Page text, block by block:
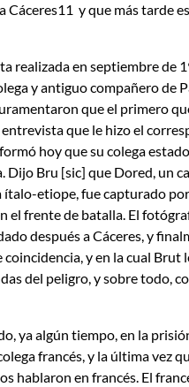
Cáceres11 y que más tarde
realizada en septiembre de
y antiguo compañero de
que el primero
que le hizo el
hoy que su colega
Bru [sic] que Dored, un
etiope, fue capturado
el frente de batalla. El
después a Cáceres, y
y en la cual
del peligro, y sobre todo,
ya algún tiempo, en la
francés, y la última vez
hablaron en francés. El